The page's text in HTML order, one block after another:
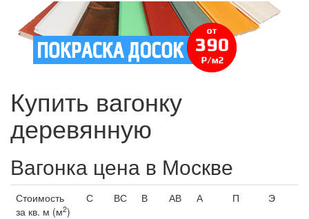
Купить вагонку
деревянную
Вагонка цена в Москве
Стоимость
за кв. м (м2)
С ВС В АВ А П Э